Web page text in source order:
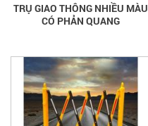
TRỤ GIAO THÔNG NHIỀU MÀU
CÓ PHẢN QUANG